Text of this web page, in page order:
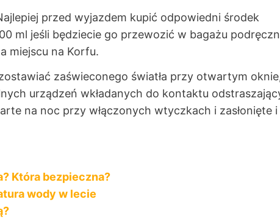
przed wyjazdem kupić odpowiedni środek
ml jeśli będziecie go przewozić w bagażu
miejscu na Korfu.
zaświeconego światła przy otwartym
urządzeń wkładanych do kontaktu
na noc przy włączonych wtyczkach i zasłonięte i
Która bezpieczna?
wody w lecie